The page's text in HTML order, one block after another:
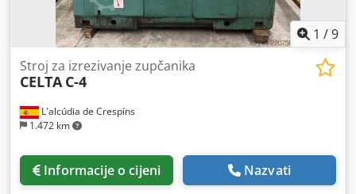
1 /9
L'alcúdia de Crespíns
1.472 km
Stroj za izrezivanje zupčanika
CELTA C-4
Informacije o cijeni Nazvati